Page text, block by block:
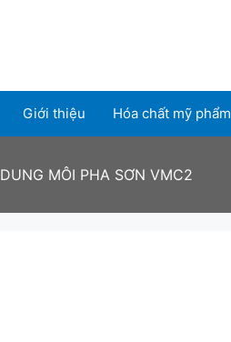
Giới thiệu Hóa chất mỹ phẩm
DUNG MÔI PHA SƠN VMC2